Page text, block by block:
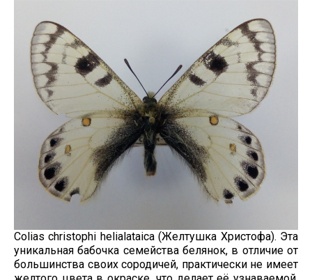
Colias christophi helialataica (Желтушка Христофа). Эта
уникальная бабочка семейства белянок, в отличие от
большинства своих сородичей, практически не имеет